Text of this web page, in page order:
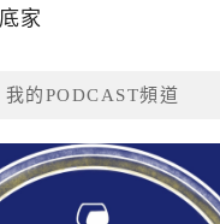
家
我的PODCAST頻道